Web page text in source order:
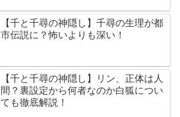
【千と千尋の神隠し】千尋の生理が都
市伝説に？怖いよりも深い！
【千と千尋の神隠し】リン、正体は人
間？裏設定から何者なのか白狐につい
ても徹底解説！